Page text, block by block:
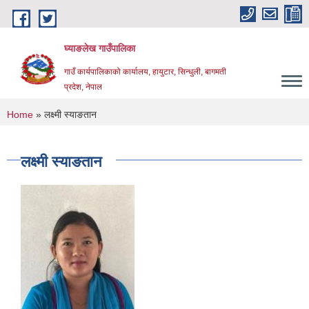
Skip to main content
घ्याङलेख गाउँपालिका
गाउँ कार्यपालिकाको कार्यालय, हायुटार, सिन्धुली, बागमती
प्रदेश, नेपाल
You are here
Home » लक्ष्मी स्याङतान
लक्ष्मी स्याङतान